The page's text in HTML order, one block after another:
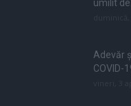
umilit de...
Adevăr
COVID-